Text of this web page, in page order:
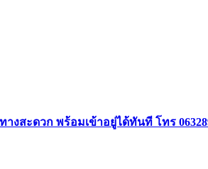
งสะดวก พร้อมเข้าอยู่ได้ทันที โทร